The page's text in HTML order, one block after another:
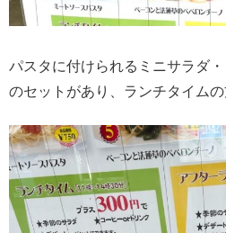
パスタに付けられるミニサラダ
のセットがあり、ランチタイムの